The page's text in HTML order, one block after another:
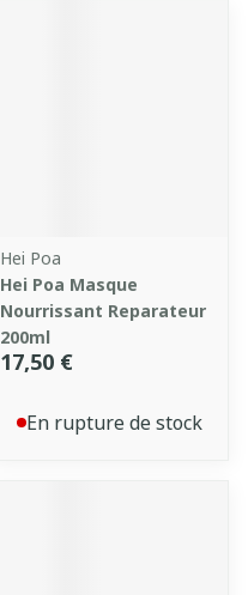
Hei Poa
Hei Poa Masque
Nourrissant Reparateur
200ml
17,50 €
En rupture de stock